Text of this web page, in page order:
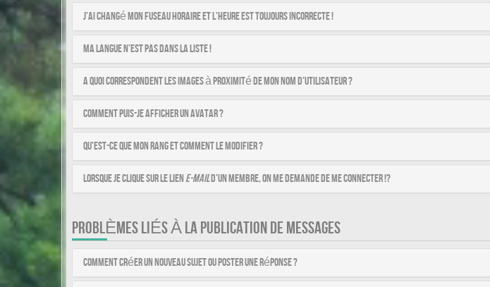
J’ai changé mon fuseau horaire et l’heure est toujours incorrecte !
Ma langue n’est pas dans la liste !
A quoi correspondent les images à proximité de mon nom d’utilisateur ?
Comment puis-je afficher un avatar ?
Qu’est-ce que mon rang et comment le modifier ?
Lorsque je clique sur le liene-maild’un membre, on me demande de me connecter !?
PROBLÈMES LIÉS À LA PUBLICATION DE MESSAGES
Comment créer un nouveau sujet ou poster une réponse ?